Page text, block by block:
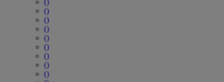
()
()
()
()
()
()
()
()
()